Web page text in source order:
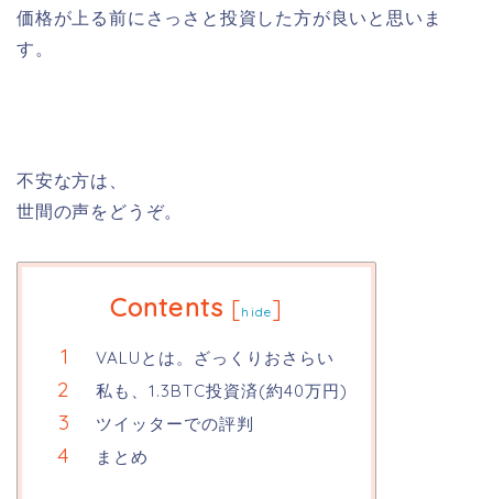
価格が上る前にさっさと投資した方が良いと思いま
す。
不安な方は、
世間の声をどうぞ。
Contents [hide]
VALUとは。ざっくりおさらい
私も、1.3BTC投資済(約40万円)
ツイッターでの評判
まとめ